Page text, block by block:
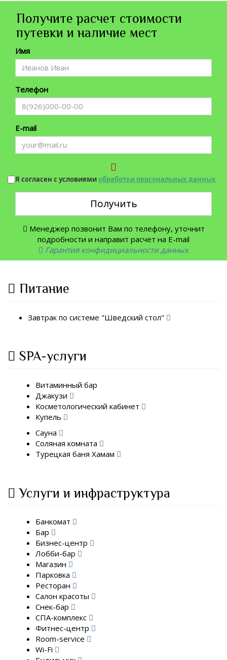
Получите расчет стоимости
путевки и наличие мест
Имя
Телефон
E-mail
Я согласен с условиямиобработки персональных данных
Получить
Менеджер позвонит Вам по телефону, уточнит
подробности и направит расчет на E-mail
Гарантия конфидициальности данных
Питание
Завтрак по системе "Шведский стол"
SPA-услуги
Витаминный бар
Джакузи
Косметологический кабинет
Купель
Сауна
Соляная комната
Турецкая баня Хамам
Услуги и инфраструктура
Банкомат
Бар
Бизнес-центр
Лобби-бар
Магазин
Парковка
Ресторан
Салон красоты
Снек-бар
СПА-комплекс
Фитнес-центр
Room-service
Wi-Fi